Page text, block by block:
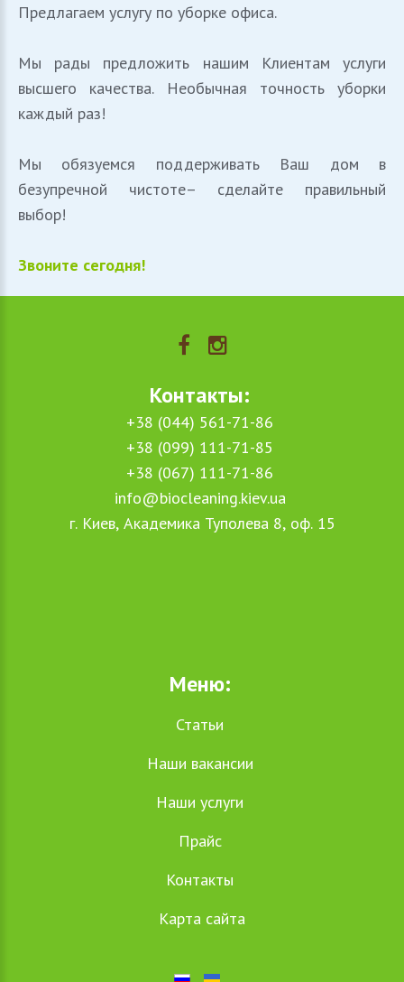
Предлагаем услугу по уборке офиса.
Мы рады предложить нашим Клиентам услуги
высшего качества. Необычная точность уборки
каждый раз!
Мы обязуемся поддерживать Ваш дом в
безупречной чистоте– сделайте правильный
выбор!
Звоните сегодня!
Контакты:
+38 (044) 561-71-86
+38 (099) 111-71-85
+38 (067)‎ 111-71-86
info@biocleaning.kiev.ua
г. Киев, Академика Туполева 8, оф. 15
Меню:
Статьи
Наши вакансии
Наши услуги
Прайс
Контакты
Карта сайта